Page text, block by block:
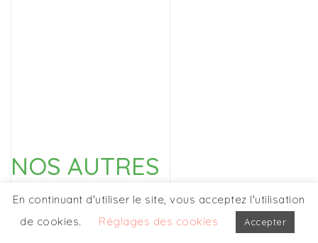
NOS AUTRES
PARTICIPATIONS
En continuant d'utiliser le site, vous acceptez l'utilisation
de cookies.
Réglages des cookies Accepter